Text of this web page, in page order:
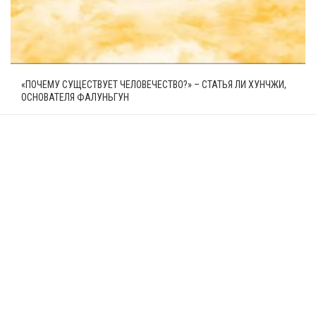
«ПОЧЕМУ СУЩЕСТВУЕТ ЧЕЛОВЕЧЕСТВО?» – СТАТЬЯ ЛИ ХУНЧЖИ,
ОСНОВАТЕЛЯ ФАЛУНЬГУН